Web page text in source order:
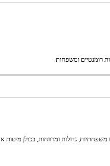
רומנטיים ומשפחות
שלוש משפחתיות, גדולות ומרווחות, בכולן